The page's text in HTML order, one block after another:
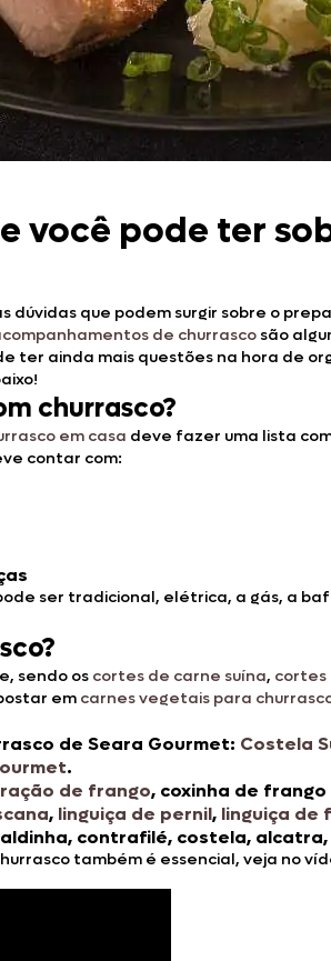
Bebidas
Entrevistas
você pode ter
dúvidas que podem surgir sobre o
de churrasco são
ter ainda mais questões na hora de
churrasco?
em casa deve fazer uma lista
contar com:
ser tradicional, elétrica, a gás, a
sendo os cortes de carne suína, cortes
em carnes vegetais para
de Seara Gourmet: Costela
.
de frango, coxinha de
, linguiça de pernil, linguiça de
contrafilé, costela, alcatra,
também é essencial, veja no